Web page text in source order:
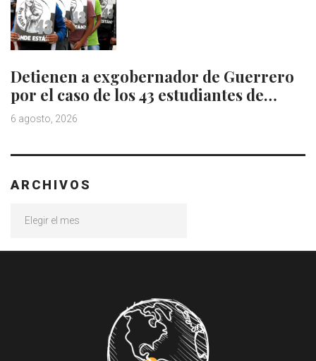
Detienen a exgobernador de Guerrero
por el caso de los 43 estudiantes de…
6 agosto, 2026
ARCHIVOS